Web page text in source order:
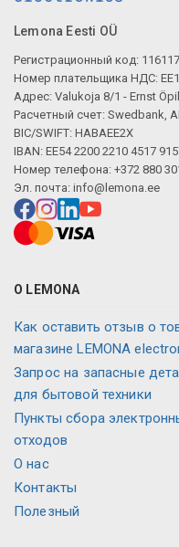
Lemona Eesti OÜ
Регистрационный код:
Номер плательщика НДС:
Адрес: Valukoja 8/1 - Ernst
Расчетный счет: Swedbank,
BIC/SWIFT: HABAEE2X
IBAN: EE54 2200 2210 4517
Номер телефона: +372 880
Эл. почта: info@lemona.ee
О LEMONA
Как оставить отзыв о
магазине LEMONA
Запрос на запасные
для бытовой техники
Пункты сбора
отходов
О нас
Контакты
Полезный